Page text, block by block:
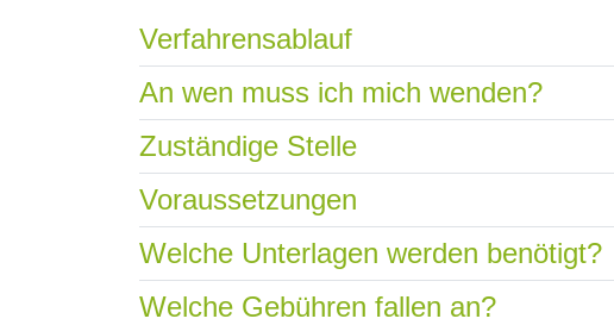
Verfahrensablauf
An wen muss ich mich wenden?
Zuständige Stelle
Voraussetzungen
Welche Unterlagen werden benötigt?
Welche Gebühren fallen an?